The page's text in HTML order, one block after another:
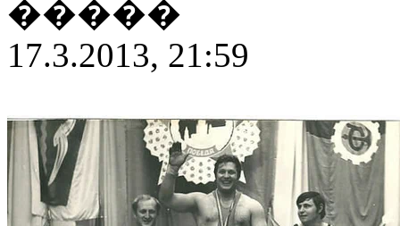
�����
17.3.2013, 21:59